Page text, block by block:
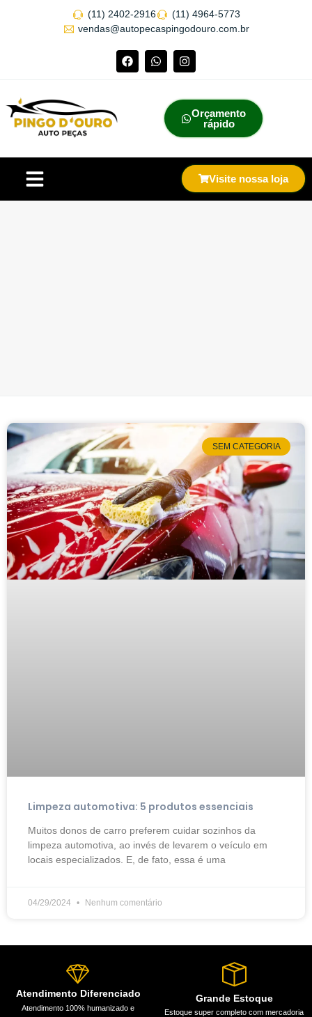
(11) 2402-2916
(11) 4964-5773
vendas@autopecaspingodouro.com.br
Orçamento
rápido
Visite nossa loja
SEM CATEGORIA
Limpeza automotiva: 5 produtos essenciais
Muitos donos de carro preferem cuidar sozinhos da
limpeza automotiva, ao invés de levarem o veículo em
locais especializados. E, de fato, essa é uma
04/29/2024 Nenhum comentário
Atendimento Diferenciado
Atendimento 100% humanizado e
Grande Estoque
Estoque super completo com mercadoria